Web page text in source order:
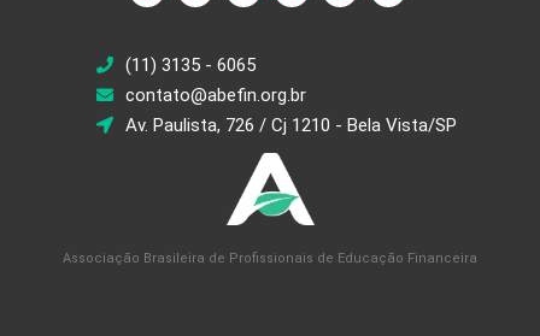
(11) 3135 - 6065
contato@abefin.org.br
Av. Paulista, 726 / Cj 1210 - Bela Vista/SP
Associação Brasileira de Profissionais de Educação Financeira